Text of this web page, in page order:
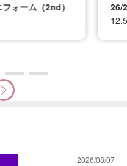
ォーム（2nd）
26/
2026/08/07